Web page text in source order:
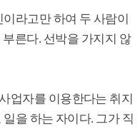
라고만 하여 두 사람이
부른다. 선박을 가지지 않
업자를 이용한다는 취지
을 하는 자이다. 그가 직